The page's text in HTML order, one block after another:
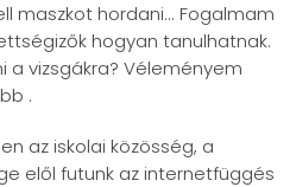
maszkot hordani... Fogalmam
hogyan tanulhatnak.
a vizsgákra? Véleményem
.
az iskolai közösség, a
elől futunk az internetfüggés